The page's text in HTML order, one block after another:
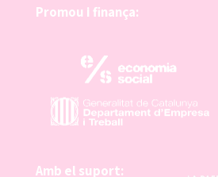
Promou i finança:
Amb el suport: